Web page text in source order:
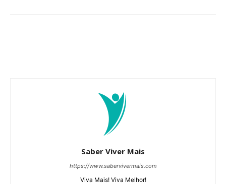
Saber Viver Mais
https://www.sabervivermais.com
Viva Mais! Viva Melhor!